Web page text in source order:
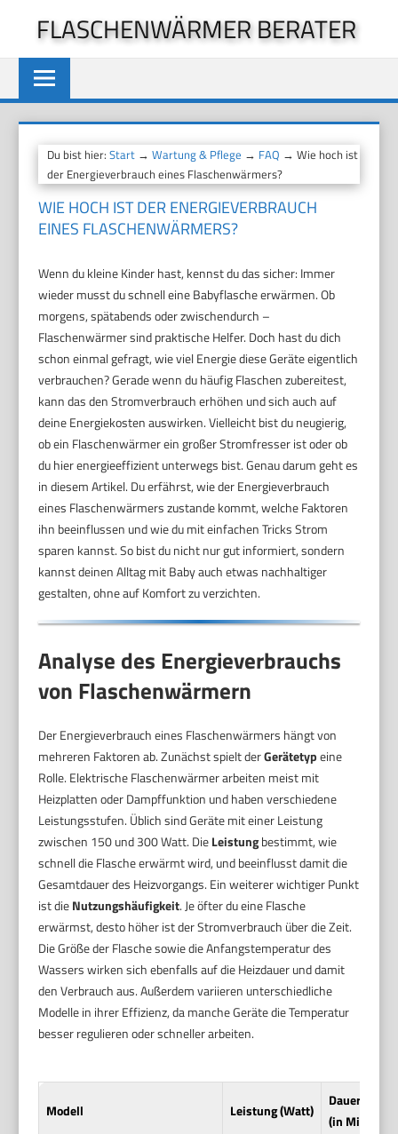
springen
FLASCHENWÄRMER BERATER
Du bist hier:Start →Wartung & Pflege → FAQ → Wie hoch ist
der Energieverbrauch eines Flaschenwärmers?
WIE HOCH IST DER ENERGIEVERBRAUCH
EINES FLASCHENWÄRMERS?
Wenn du kleine Kinder hast, kennst du das sicher: Immer
wieder musst du schnell eine Babyflasche erwärmen. Ob
morgens, spätabends oder zwischendurch –
Flaschenwärmer sind praktische Helfer. Doch hast du dich
schon einmal gefragt, wie viel Energie diese Geräte eigentlich
verbrauchen? Gerade wenn du häufig Flaschen zubereitest,
kann das den Stromverbrauch erhöhen und sich auch auf
deine Energiekosten auswirken. Vielleicht bist du neugierig,
ob ein Flaschenwärmer ein großer Stromfresser ist oder ob
du hier energieeffizient unterwegs bist. Genau darum geht es
in diesem Artikel. Du erfährst, wie der Energieverbrauch
eines Flaschenwärmers zustande kommt, welche Faktoren
ihn beeinflussen und wie du mit einfachen Tricks Strom
sparen kannst. So bist du nicht nur gut informiert, sondern
kannst deinen Alltag mit Baby auch etwas nachhaltiger
gestalten, ohne auf Komfort zu verzichten.
Analyse des Energieverbrauchs
von Flaschenwärmern
Der Energieverbrauch eines Flaschenwärmers hängt von
mehreren Faktoren ab. Zunächst spielt derGerätetypeine
Rolle. Elektrische Flaschenwärmer arbeiten meist mit
Heizplatten oder Dampffunktion und haben verschiedene
Leistungsstufen. Üblich sind Geräte mit einer Leistung
zwischen 150 und 300 Watt. DieLeistungbestimmt, wie
schnell die Flasche erwärmt wird, und beeinflusst damit die
Gesamtdauer des Heizvorgangs. Ein weiterer wichtiger Punkt
ist dieNutzungshäufigkeit. Je öfter du eine Flasche
erwärmst, desto höher ist der Stromverbrauch über die Zeit.
Die Größe der Flasche sowie die Anfangstemperatur des
Wassers wirken sich ebenfalls auf die Heizdauer und damit
den Verbrauch aus. Außerdem variieren unterschiedliche
Modelle in ihrer Effizienz, da manche Geräte die Temperatur
besser regulieren oder schneller arbeiten.
Modell Leistung (Watt)
Dauer pro
(in Minuten)